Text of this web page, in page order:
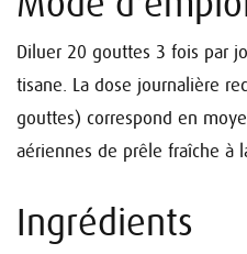
Diluer 20 gouttes 3 fois par
tisane. La dose journalière
gouttes) correspond en
aériennes de prêle fraîche à
Ingrédients